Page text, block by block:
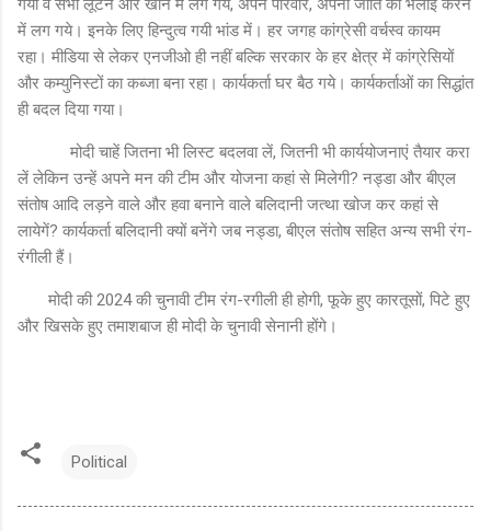
में लग गये। इनके लिए हिन्दुत्व गयी भांड में। हर जगह कांग्रेसी वर्चस्व कायम
रहा। मीडिया से लेकर एनजीओ ही नहीं बल्कि सरकार के हर क्षेत्र में कांग्रेसियों
और कम्युनिस्टों का कब्जा बना रहा। कार्यकर्ता घर बैठ गये। कार्यकर्ताओं का सिद्धांत
ही बदल दिया गया।
मोदी चाहें जितना भी लिस्ट बदलवा लें, जितनी भी कार्ययोजनाएं तैयार करा
लें लेकिन उन्हें अपने मन की टीम और योजना कहां से मिलेगी? नड्डा और बीएल
संतोष आदि लड़ने वाले और हवा बनाने वाले बलिदानी जत्था खोज कर कहां से
लायेगें? कार्यकर्ता बलिदानी क्यों बनेंगे जब नड्डा, बीएल संतोष सहित अन्य सभी रंग-
रंगीली हैं।
मोदी की 2024 की चुनावी टीम रंग-रगीली ही होगी, फूके हुए कारतूसों, पिटे हुए
और खिसके हुए तमाशबाज ही मोदी के चुनावी सेनानी होंगे।
Political